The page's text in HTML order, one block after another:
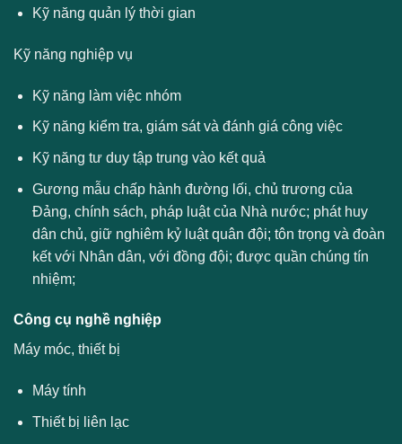
Kỹ năng quản lý thời gian
Kỹ năng nghiệp vụ
Kỹ năng làm việc nhóm
Kỹ năng kiểm tra, giám sát và đánh giá công việc
Kỹ năng tư duy tập trung vào kết quả
Gương mẫu chấp hành đường lối, chủ trương của
Đảng, chính sách, pháp luật của Nhà nước; phát huy
dân chủ, giữ nghiêm kỷ luật quân đội; tôn trọng và đoàn
kết với Nhân dân, với đồng đội; được quần chúng tín
nhiệm;
Công cụ nghề nghiệp
Máy móc, thiết bị
Máy tính
Thiết bị liên lạc